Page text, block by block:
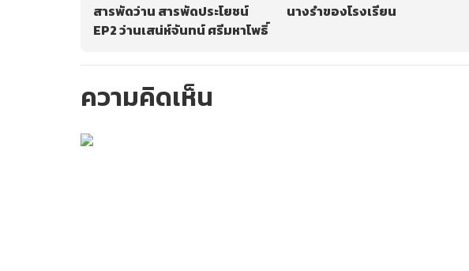
สารพัดว่าน สารพัดประโยชน์
EP2 ว่านเสน่ห์จันทน์ ศรีมหาโพธิ์
นางรำของโรงเรียน
ความคิดเห็น